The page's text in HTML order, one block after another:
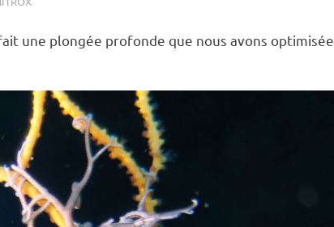
une plongée profonde que nous avons optimisée